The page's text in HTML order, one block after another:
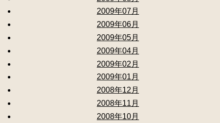
2009年07月
2009年06月
2009年05月
2009年04月
2009年02月
2009年01月
2008年12月
2008年11月
2008年10月